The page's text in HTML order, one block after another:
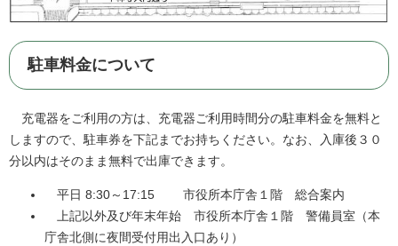
駐車料金について
充電器をご利用の方は、充電器ご利用時間分の駐車料金を無料と
しますので、駐車券を下記までお持ちください。なお、入庫後３０
分以内はそのまま無料で出庫できます。
平日 8:30～17:15 市役所本庁舎１階 総合案内
上記以外及び年末年始 市役所本庁舎１階 警備員室（本
庁舎北側に夜間受付用出入口あり）